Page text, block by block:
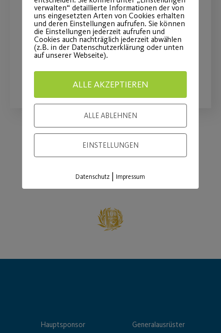
„Ball“
am 16.08.2026 auf der Wöhrder Wiese
Load More
Hauptsponsor Generalausrüster
verwalten“ detaillierte Informationen der von
uns eingesetzten Arten von Cookies erhalten
und deren Einstellungen aufrufen. Sie können
die Einstellungen jederzeit aufrufen und
Cookies auch nachträglich jederzeit abwählen
(z.B. in der Datenschutzerklärung oder unten
auf unserer Webseite).
ALLE AKZEPTIEREN
ALLE ABLEHNEN
EINSTELLUNGEN
Datenschutz |Impressum